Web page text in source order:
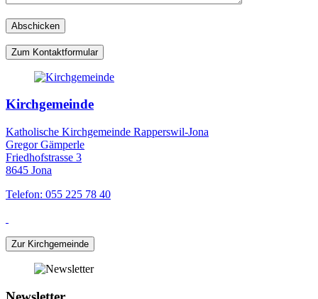
Zum Kontaktformular
Kirchgemeinde
Katholische Kirchgemeinde Rapperswil-Jona
Gregor Gämperle
Friedhofstrasse 3
8645 Jona
Telefon: 055 225 78 40
Zur Kirchgemeinde